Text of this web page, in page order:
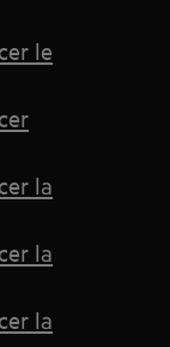
le
la
la
la